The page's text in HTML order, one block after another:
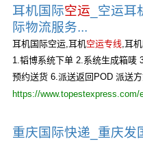
耳机国际空运 _空运
际物流服务...
耳机国际空运,耳机空运专线,耳
1.韬博系统下单 2.系统生成箱唛
预约送货 6.派送返回POD 派送
https://www.topestexpress.com/
重庆国际快递_重庆发